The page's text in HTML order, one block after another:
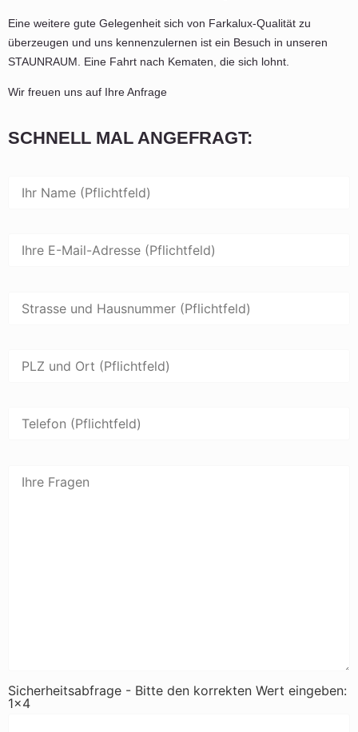
Eine weitere gute Gelegenheit sich von Farkalux-Qualität zu
überzeugen und uns kennenzulernen ist ein Besuch in unseren
STAUNRAUM. Eine Fahrt nach Kematen, die sich lohnt.
Wir freuen uns auf Ihre Anfrage
SCHNELL MAL ANGEFRAGT:
Sicherheitsabfrage - Bitte den korrekten Wert eingeben:
1x4